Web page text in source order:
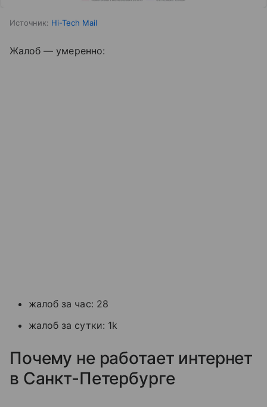
Источник: Hi-Tech Mail
Жалоб — умеренно:
жалоб за час: 28
жалоб за сутки: 1k
Почему не работает интернет
в Санкт-Петербурге